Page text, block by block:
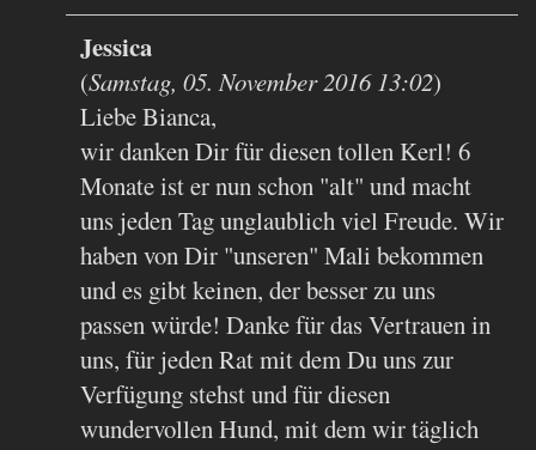
Jessica
(Samstag, 05. November 2016 13:02)
Liebe Bianca,
wir danken Dir für diesen tollen Kerl! 6
Monate ist er nun schon "alt" und macht
uns jeden Tag unglaublich viel Freude. Wir
haben von Dir "unseren" Mali bekommen
und es gibt keinen, der besser zu uns
passen würde! Danke für das Vertrauen in
uns, für jeden Rat mit dem Du uns zur
Verfügung stehst und für diesen
wundervollen Hund, mit dem wir täglich